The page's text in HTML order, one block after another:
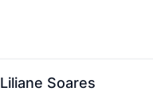
Liliane Soares